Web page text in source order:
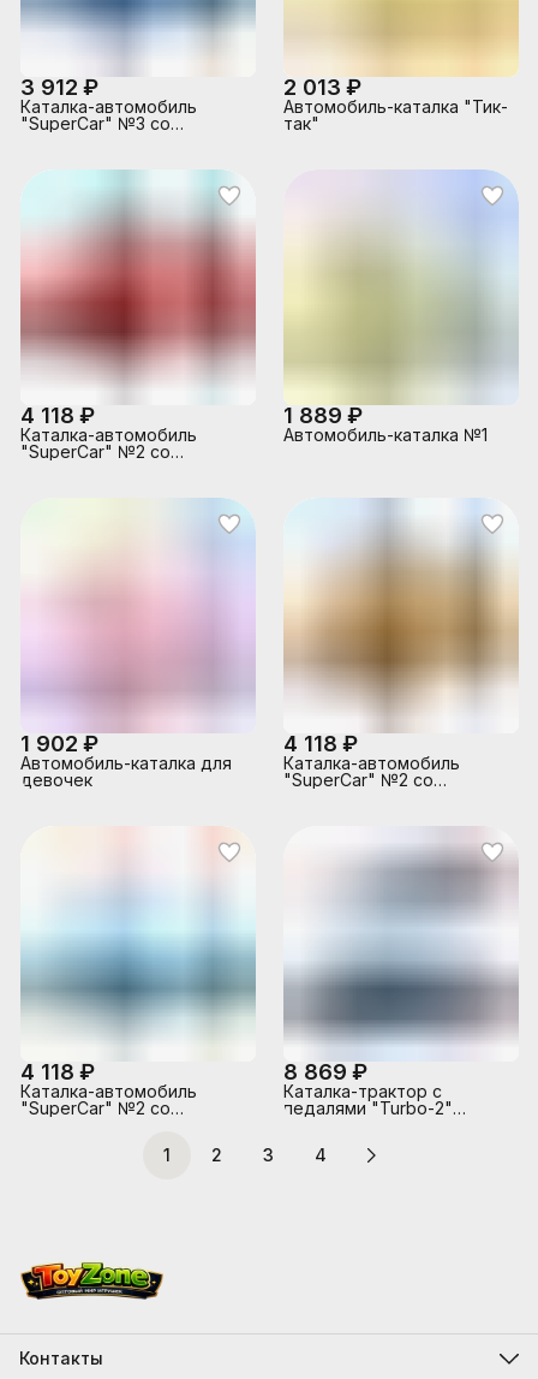
3 912 ₽
Каталка-автомобиль
"SuperCar" №3 со
2 013 ₽
Автомобиль-каталка "Тик-
так"
4 118 ₽
Каталка-автомобиль
"SuperCar" №2 со
1 889 ₽
Автомобиль-каталка №1
1 902 ₽
Автомобиль-каталка для
девочек
4 118 ₽
Каталка-автомобиль
"SuperCar" №2 со
4 118 ₽
Каталка-автомобиль
"SuperCar" №2 со
8 869 ₽
Каталка-трактор с
педалями "Turbo-2"
1
2 3 4
Контакты